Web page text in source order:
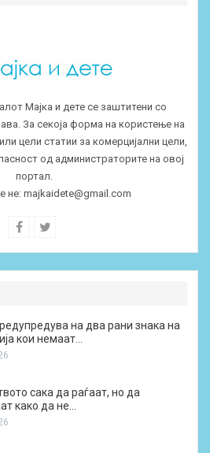
Мајка и дете се заштитени со
За секоја форма на користење на
цели статии за комерцијални цели,
од администраторите на овој
портал.
не:majkaidete@gmail.com
на два рани знака на
кои немаат…
сака да раѓаат, но да
како да не…